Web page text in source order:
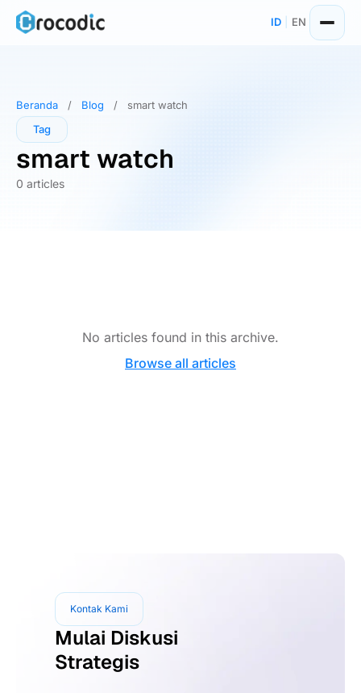
Skip
ID EN
Beranda / Blog /
smart watch
Tag
smart watch
0 articles
No articles found in this archive.
Browse all articles
Kontak Kami
Mulai Diskusi
Strategis